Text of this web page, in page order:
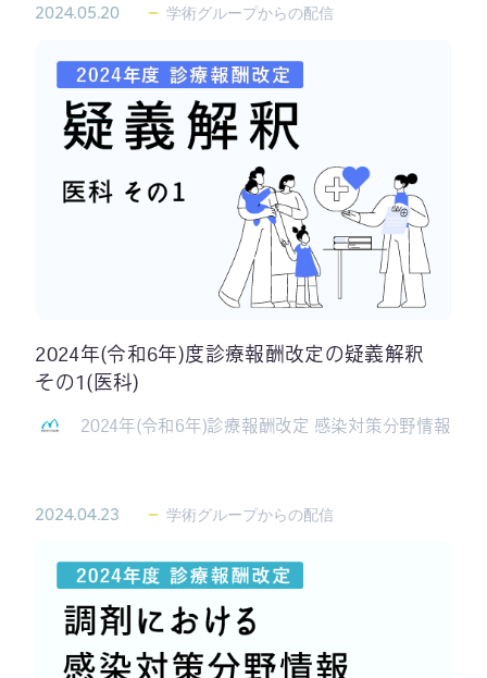
2024.05.20 学術グループからの配信
2024年(令和6年)度診療報酬改定の疑義解釈
その1(医科)
2024年(令和6年)診療報酬改定 感染対策分野情報
2024.04.23 学術グループからの配信